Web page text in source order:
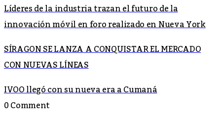
Líderes de la industria trazan el futuro de la
innovación móvil en foro realizado en Nueva York
SÍRAGON SE LANZA A CONQUISTAR EL MERCADO
CON NUEVAS LÍNEAS
IVOO llegó con su nueva era a Cumaná
0 Comment